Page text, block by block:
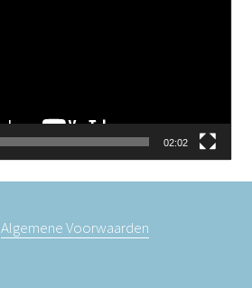
02:02
Algemene Voorwaarden